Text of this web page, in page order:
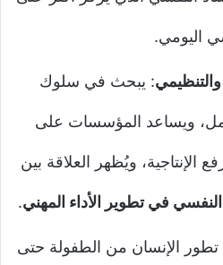
اليومي.
: يبحث في سلوك
ويساعد المؤسسات على
الإنتاجية، ويُظهر العلاقة بين
في تطوير الأداء المهني.
تطور الإنسان من الطفولة حتى